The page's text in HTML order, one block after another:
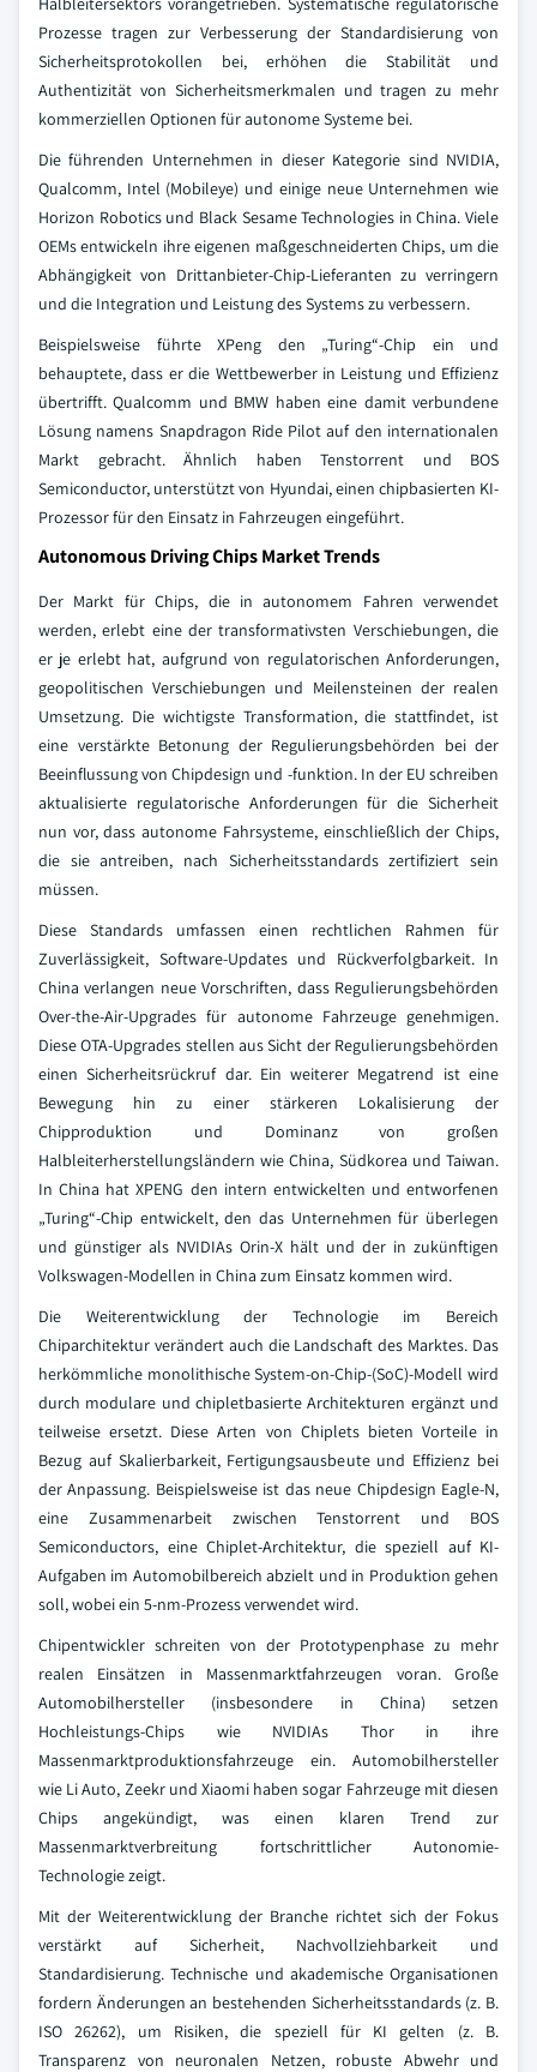
Prozesse tragen zur Verbesserung der Standardisierung von
Sicherheitsprotokollen bei, erhöhen die Stabilität und
Authentizität von Sicherheitsmerkmalen und tragen zu mehr
kommerziellen Optionen für autonome Systeme bei.
Die führenden Unternehmen in dieser Kategorie sind NVIDIA,
Qualcomm, Intel (Mobileye) und einige neue Unternehmen wie
Horizon Robotics und Black Sesame Technologies in China. Viele
OEMs entwickeln ihre eigenen maßgeschneiderten Chips, um die
Abhängigkeit von Drittanbieter-Chip-Lieferanten zu verringern
und die Integration und Leistung des Systems zu verbessern.
Beispielsweise führte XPeng den „Turing“-Chip ein und
behauptete, dass er die Wettbewerber in Leistung und Effizienz
übertrifft. Qualcomm und BMW haben eine damit verbundene
Lösung namens Snapdragon Ride Pilot auf den internationalen
Markt gebracht. Ähnlich haben Tenstorrent und BOS
Semiconductor, unterstützt von Hyundai, einen chipbasierten KI-
Prozessor für den Einsatz in Fahrzeugen eingeführt.
Autonomous Driving Chips Market Trends
Der Markt für Chips, die in autonomem Fahren verwendet
werden, erlebt eine der transformativsten Verschiebungen, die
er je erlebt hat, aufgrund von regulatorischen Anforderungen,
geopolitischen Verschiebungen und Meilensteinen der realen
Umsetzung. Die wichtigste Transformation, die stattfindet, ist
eine verstärkte Betonung der Regulierungsbehörden bei der
Beeinflussung von Chipdesign und -funktion. In der EU schreiben
aktualisierte regulatorische Anforderungen für die Sicherheit
nun vor, dass autonome Fahrsysteme, einschließlich der Chips,
die sie antreiben, nach Sicherheitsstandards zertifiziert sein
müssen.
Diese Standards umfassen einen rechtlichen Rahmen für
Zuverlässigkeit, Software-Updates und Rückverfolgbarkeit. In
China verlangen neue Vorschriften, dass Regulierungsbehörden
Over-the-Air-Upgrades für autonome Fahrzeuge genehmigen.
Diese OTA-Upgrades stellen aus Sicht der Regulierungsbehörden
einen Sicherheitsrückruf dar. Ein weiterer Megatrend ist eine
Bewegung hin zu einer stärkeren Lokalisierung der
Chipproduktion und Dominanz von großen
Halbleiterherstellungsländern wie China, Südkorea und Taiwan.
In China hat XPENG den intern entwickelten und entworfenen
„Turing“-Chip entwickelt, den das Unternehmen für überlegen
und günstiger als NVIDIAs Orin-X hält und der in zukünftigen
Volkswagen-Modellen in China zum Einsatz kommen wird.
Die Weiterentwicklung der Technologie im Bereich
Chiparchitektur verändert auch die Landschaft des Marktes. Das
herkömmliche monolithische System-on-Chip-(SoC)-Modell wird
durch modulare und chipletbasierte Architekturen ergänzt und
teilweise ersetzt. Diese Arten von Chiplets bieten Vorteile in
Bezug auf Skalierbarkeit, Fertigungsausbeute und Effizienz bei
der Anpassung. Beispielsweise ist das neue Chipdesign Eagle-N,
eine Zusammenarbeit zwischen Tenstorrent und BOS
Semiconductors, eine Chiplet-Architektur, die speziell auf KI-
Aufgaben im Automobilbereich abzielt und in Produktion gehen
soll, wobei ein 5-nm-Prozess verwendet wird.
Chipentwickler schreiten von der Prototypenphase zu mehr
realen Einsätzen in Massenmarktfahrzeugen voran. Große
Automobilhersteller (insbesondere in China) setzen
Hochleistungs-Chips wie NVIDIAs Thor in ihre
Massenmarktproduktionsfahrzeuge ein. Automobilhersteller
wie Li Auto, Zeekr und Xiaomi haben sogar Fahrzeuge mit diesen
Chips angekündigt, was einen klaren Trend zur
Massenmarktverbreitung fortschrittlicher Autonomie-
Technologie zeigt.
Mit der Weiterentwicklung der Branche richtet sich der Fokus
verstärkt auf Sicherheit, Nachvollziehbarkeit und
Standardisierung. Technische und akademische Organisationen
fordern Änderungen an bestehenden Sicherheitsstandards (z. B.
ISO 26262), um Risiken, die speziell für KI gelten (z. B.
Transparenz von neuronalen Netzen, robuste Abwehr und